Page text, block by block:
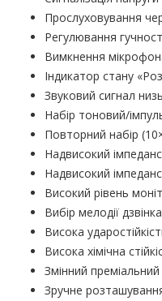
Прослуховування
Регулювання
Вимкнення
Індикатор стану
Звуковий сигнал
Набір тоновий/
Повторний набір
Надвисокий
Надвисокий
Високий рівень
Вибір мелодії дзвінка
Висока
Висока хімічна
Змінний
Зручне